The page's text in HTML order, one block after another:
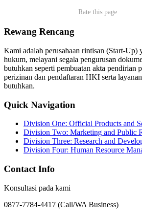
Rate this page
Rewang Rencang
Kami adalah perusahaan rintisan (Start-Up)
hukum, melayani segala pengurusan
butuhkan seperti pembuatan akta pendirian
perizinan dan pendaftaran HKI serta
butuhkan.
Quick Navigation
Division One: Official Products and
Division Two: Marketing and Public
Division Three: Research and
Division Four: Human Resource
Contact Info
Konsultasi pada kami
0877-7784-4417 (Call/WA Business)